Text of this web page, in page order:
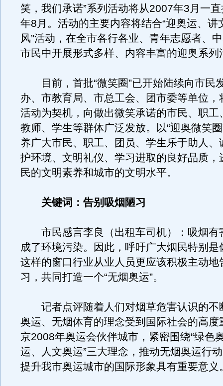
笑，我们承诺”系列活动将从2007年3月一
年8月。活动的主要内容将结合“迎奥运、讲
风”活动，在全市各行各业、青年志愿者、
市民中开展形式多样、内容丰富的迎奥系列
目前，首批“微笑圈”已开始陆续向市民
办、市教育局、市总工会、团市委等单位，
活动为契机，向做出微笑承诺的市民、职工
教师、学生等群体广泛发放。以“迎奥微笑
养广大市民、职工、团员、学生乐于助人、
护环境、文明礼仪、学习进取的良好品质，
民的文明素养和城市的文明水平。
关键词：告别吸烟陋习
市民感言李良（出租车司机）：吸烟有
成了环境污染。因此，呼吁广大烟民特别是
这样的窗口行业从业人员更应该积极主动地
习，共同打造一个“无烟奥运”。
记者点评随着人们对烟草危害认识的不
奥运、无烟体育的理念受到国际社会的高度
京2008年奥运会伙伴城市，紧密围绕“绿色
运、人文奥运”三大理念，推动无烟奥运行
提升我市奥运城市的国际形象具有重要意义